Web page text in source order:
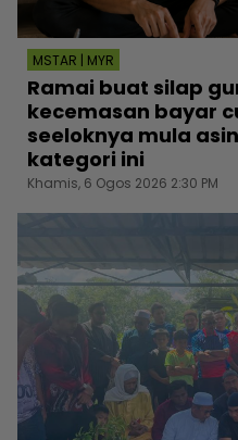
MSTAR | MYR
Ramai buat silap
kecemasan bayar
seeloknya mula
kategori ini
Khamis, 6 Ogos 2026 2:30 PM